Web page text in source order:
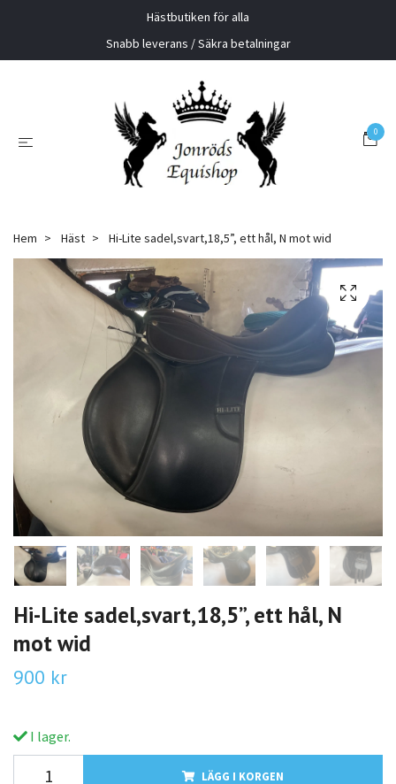
Hästbutiken för alla
Snabb leverans / Säkra betalningar
0
Hem Häst Hi-Lite sadel,svart,18,5”, ett hål, N mot wid
Hi-Lite sadel,svart,18,5”, ett hål, N
mot wid
900 kr
I lager.
LÄGG I KORGEN